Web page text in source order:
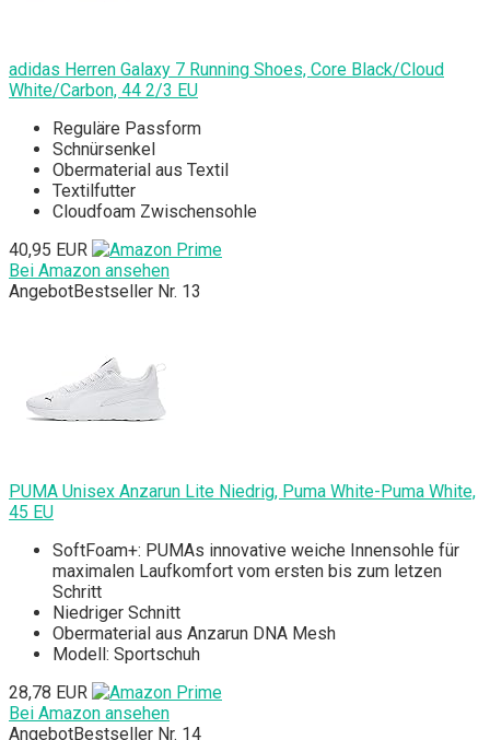
adidas Herren Galaxy 7 Running Shoes, Core Black/Cloud
White/Carbon, 44 2/3 EU
Reguläre Passform
Schnürsenkel
Obermaterial aus Textil
Textilfutter
Cloudfoam Zwischensohle
40,95 EUR
Bei Amazon ansehen
AngebotBestseller Nr. 13
PUMA Unisex Anzarun Lite Niedrig, Puma White-Puma White,
45 EU
SoftFoam+: PUMAs innovative weiche Innensohle für
maximalen Laufkomfort vom ersten bis zum letzen
Schritt
Niedriger Schnitt
Obermaterial aus Anzarun DNA Mesh
Modell: Sportschuh
28,78 EUR
Bei Amazon ansehen
AngebotBestseller Nr. 14